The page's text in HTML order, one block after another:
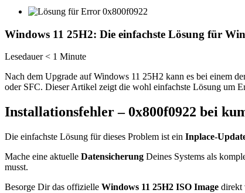
Windows 11 25H2: Die einfachste Lösung für
Lesedauer < 1 Minute
Nach dem Upgrade auf Windows 11 25H2 kann es bei einem
oder SFC. Dieser Artikel zeigt die wohl einfachste Lösung um
Installationsfehler – 0x800f0922 bei
Die einfachste Lösung für dieses Problem ist ein Inplace-
Mache eine aktuelle Datensicherung Deines Systems als
musst.
Besorge Dir das offizielle Windows 11 25H2 ISO Image direkt